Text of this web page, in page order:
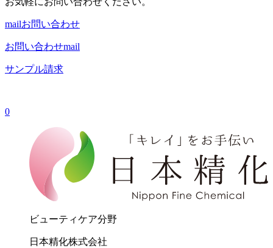
mailお問い合わせ
お問い合わせmail
サンプル請求
0
ビューティケア分野
日本精化株式会社